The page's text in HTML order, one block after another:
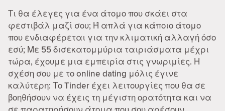
Τι θα έλεγες για ένα άτομο που σκάει στα
φεστιβάλ μαζί σου; Ή απλά για κάποιο άτομο
που ενδιαφέρεται για την κλιματική αλλαγή όσο
εσύ; Με 55 δισεκατομμύρια ταιριάσματα μέχρι
τώρα, έχουμε μια εμπειρία στις γνωριμίες. Η
σχέση σου με το online dating μόλις έγινε
καλύτερη: Το Tinder έχει λειτουργίες που θα σε
βοηθήσουν να έχεις τη μέγιστη ορατότητα και να